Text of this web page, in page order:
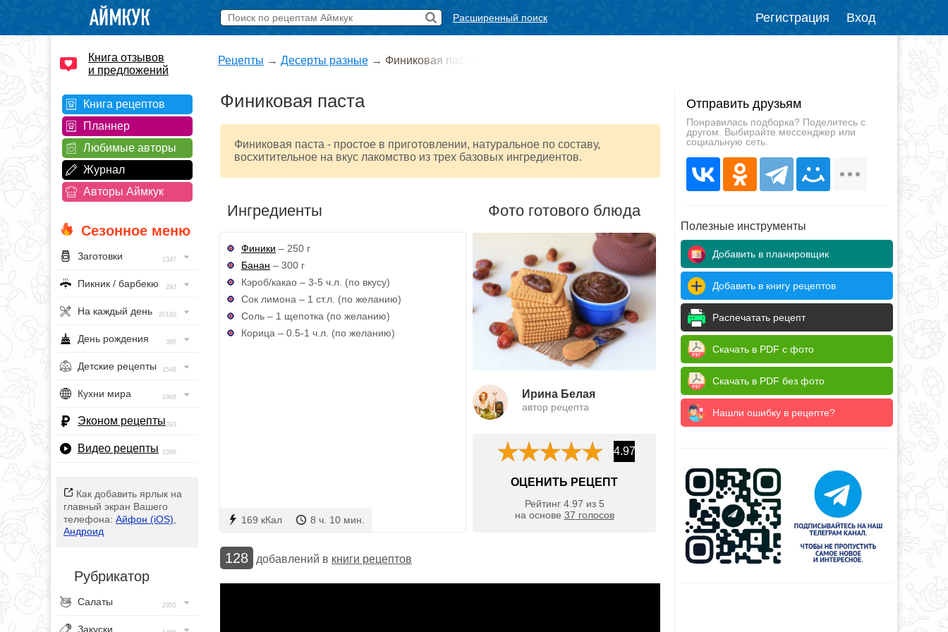
Расширенный поиск Регистрация Вход
Книга отзывов
и предложений
Книга рецептов
Планнер
Любимые авторы
Журнал
Авторы Аймкук
Сезонное меню
Заготовки 1347
Пикник / барбекю 293
На каждый день 20160
День рождения 385
Детские рецепты 1548
Кухни мира 1968
Эконом рецепты393
Видео рецепты 1396
Как добавить ярлык на
главный экран Вашего
телефона: Айфон (iOS)
Андроид
Рубрикатор
Салаты 2955
Закуски
Рецепты → Десерты разные → Финиковая паста
Финиковая паста
Финиковая паста - простое в приготовлении, натуральное по составу,
восхитительное на вкус лакомство из трех базовых ингредиентов.
Ингредиенты
Финики – 250 г
Банан – 300 г
Кэроб/какао – 3-5 ч.л. (по вкусу)
Сок лимона – 1 ст.л. (по желанию)
Соль – 1 щепотка (по желанию)
Корица – 0.5-1 ч.л. (по желанию)
169 кКал 8 ч. 10 мин.
Фото готового блюда
Ирина Белая
автор рецепта
4.97
ОЦЕНИТЬ РЕЦЕПТ
Рейтинг 4.97 из 5
на основе 37 голосов
128 добавлений в книги рецептов
Отправить друзьям
Понравилась подборка? Поделитесь с
другом. Выбирайте мессенджер или
социальную сеть.
Полезные инструменты
Добавить в планировщик
Добавить в книгу рецептов
Распечатать рецепт
Скачать в PDF с фото
Скачать в PDF без фото
Нашли ошибку в рецепте?